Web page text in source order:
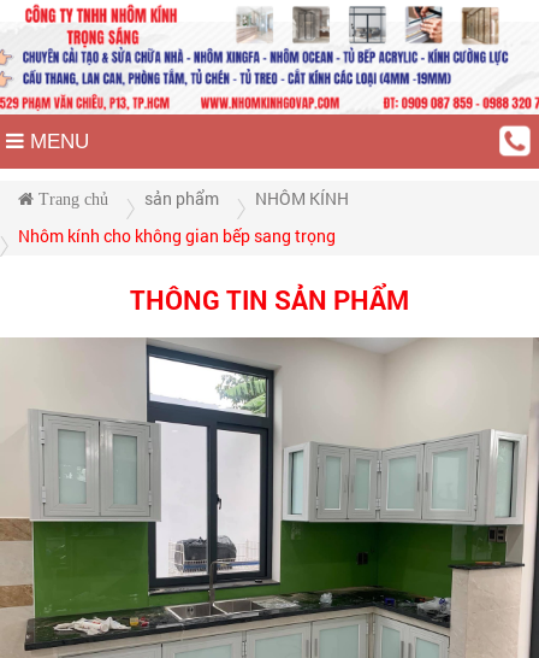
MENU
Trang chủ sản phẩm
NHÔM KÍNH
Nhôm kính cho không gian bếp sang trọng
THÔNG TIN SẢN PHẨM